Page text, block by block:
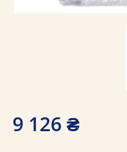
9 126 ₴